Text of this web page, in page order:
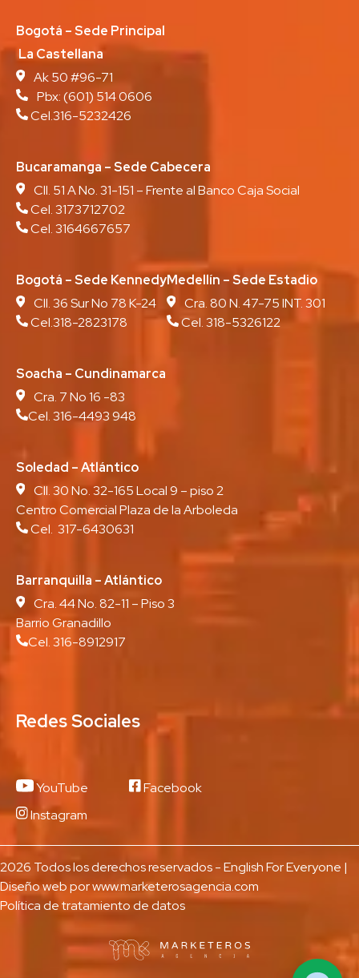
Bogotá – Sede Principal
La Castellana
Ak 50 #96-71
Pbx:(601) 514 0606
Cel.316-5232426
Bucaramanga – Sede Cabecera
Cll. 51 A No. 31-151 – Frente al Banco Caja Social
Cel. 3173712702
Cel. 3164667657
Bogotá – Sede Kennedy
Cll. 36 Sur No 78 K-24
Cel.318-2823178
Medellín – Sede Estadio
Cra. 80 N. 47-75 INT. 301
Cel. 318-5326122
Soacha – Cundinamarca
Cra. 7 No 16 -83
Cel. 316-4493 948
Soledad – Atlántico
Cll. 30 No. 32-165 Local 9 – piso 2
Centro Comercial Plaza de la Arboleda
Cel. 317-6430631
Barranquilla – Atlántico
Cra. 44 No. 82-11 – Piso 3
Barrio Granadillo
Cel. 316-8912917
Redes Sociales
YouTube
Facebook
Instagram
2026 Todos los derechos reservados - English For Everyone |
Diseño web porwww.marketerosagencia.com
Política de tratamiento de datos